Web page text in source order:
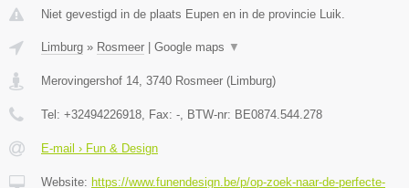
Niet gevestigd in de plaats Eupen en in de provincie Luik.
Limburg » Rosmeer | Google maps ▼
Merovingershof 14 3740 Rosmeer (Limburg)
Tel: +32494226918 , Fax: - , BTW-nr: BE0874.544.278
E-mail › Fun & Design
Website: https://www.funendesign.be/p/op-zoek-naar-de-perfecte-